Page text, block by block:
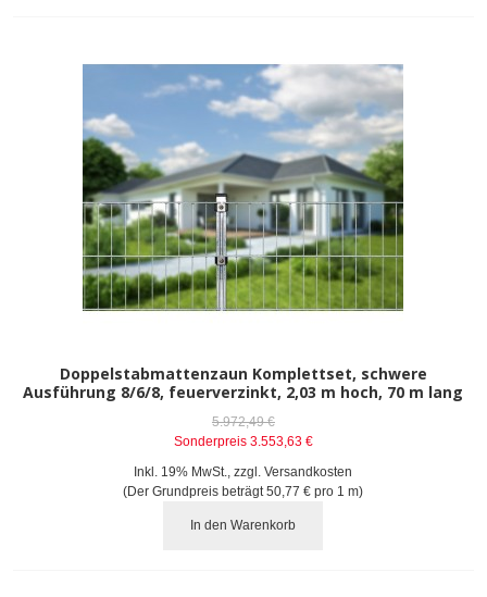
Doppelstabmattenzaun Komplettset, schwere
Ausführung 8/6/8, feuerverzinkt, 2,03 m hoch, 70 m lang
5.972,49 €
Sonderpreis 3.553,63 €
Inkl. 19% MwSt.
,zzgl.Versandkosten
(Der Grundpreis beträgt50,77 € pro 1 m)
In den Warenkorb